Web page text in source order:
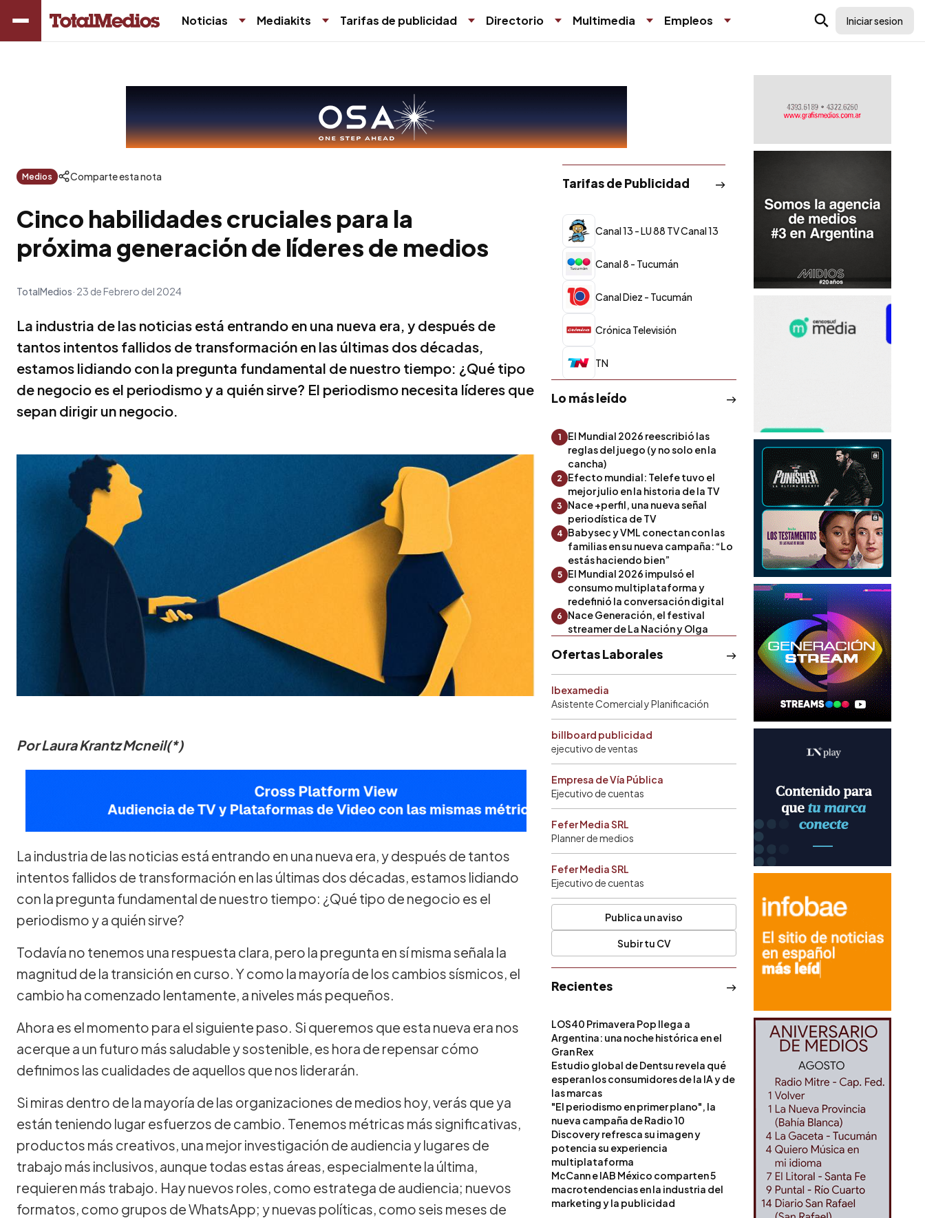
Noticias Mediakits Tarifas de publicidad Directorio Multimedia Empleos Iniciar sesion
Medios Comparte esta nota
Cinco habilidades cruciales para la
próxima generación de líderes de medios
TotalMedios 23 de Febrero del 2024
La industria de las noticias está entrando en una nueva era, y después de
tantos intentos fallidos de transformación en las últimas dos décadas,
estamos lidiando con la pregunta fundamental de nuestro tiempo: ¿Qué tipo
de negocio es el periodismo y a quién sirve? El periodismo necesita líderes que
sepan dirigir un negocio.
Por Laura Krantz Mcneil(*)
La industria de las noticias está entrando en una nueva era, y después de tantos
intentos fallidos de transformación en las últimas dos décadas, estamos lidiando
con la pregunta fundamental de nuestro tiempo: ¿Qué tipo de negocio es el
periodismo y a quién sirve?
Todavía no tenemos una respuesta clara, pero la pregunta en sí misma señala la
magnitud de la transición en curso. Y como la mayoría de los cambios sísmicos, el
cambio ha comenzado lentamente, a niveles más pequeños.
Ahora es el momento para el siguiente paso. Si queremos que esta nueva era nos
acerque a un futuro más saludable y sostenible, es hora de repensar cómo
definimos las cualidades de aquellos que nos liderarán.
Si miras dentro de la mayoría de las organizaciones de medios hoy, verás que ya
están teniendo lugar esfuerzos de cambio. Tenemos métricas más significativas,
productos más creativos, una mejor investigación de audiencia y lugares de
trabajo más inclusivos, aunque todas estas áreas, especialmente la última,
requieren más trabajo. Hay nuevos roles, como estratega de audiencia; nuevos
formatos, como grupos de WhatsApp; y nuevas políticas, como seis meses de
Tarifas de Publicidad
Canal 13 - LU 88 TV Canal 13
Canal 8 - Tucumán
Canal Diez - Tucumán
Crónica Televisión
TN
Lo más leído
1
El Mundial 2026 reescribió las
reglas del juego (y no solo en la
cancha)
2
Efecto mundial: Telefe tuvo el
mejor julio en la historia de la TV
3
Nace +perfil, una nueva señal
periodística de TV
4 Babysec y VML conectan con las
familias en su nueva campaña: “Lo
estás haciendo bien”
5
El Mundial 2026 impulsó el
consumo multiplataforma y
redefinió la conversación digital
6
Nace Generación, el festival
streamer de La Nación y Olga
Ofertas Laborales
Ibexamedia
Asistente Comercial y Planificación
billboard publicidad
ejecutivo de ventas
Empresa de Vía Pública
Ejecutivo de cuentas
Fefer Media SRL
Planner de medios
Fefer Media SRL
Ejecutivo de cuentas
Publica un aviso
Subir tu CV
Recientes
LOS40 Primavera Pop llega a
Argentina: una noche histórica en el
Gran Rex
Estudio global de Dentsu revela qué
esperan los consumidores de la IA y de
las marcas
"El periodismo en primer plano", la
nueva campaña de Radio 10
Discovery refresca su imagen y
potencia su experiencia
multiplataforma
McCann e IAB México comparten 5
macrotendencias en la industria del
marketing y la publicidad